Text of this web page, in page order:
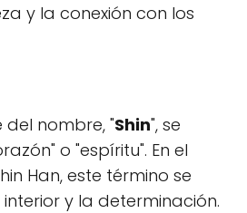
y la conexión con los
nombre, "Shin", se
o "espíritu". En el
Han, este término se
y la determinación.